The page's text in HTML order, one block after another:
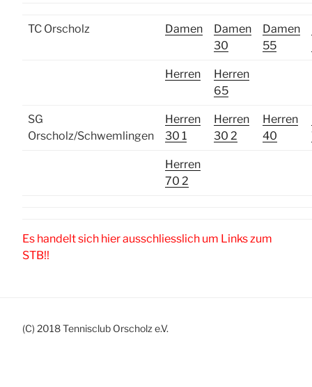
TC Orscholz Damen
Damen
30
Damen
55
Herren
Herren
65
SG
Orscholz/Schwemlingen
Herren
30 1
Herren
30 2
Herren
40
Herren
70 2
Es handelt sich hier ausschliesslich um Links zum
STB!!
(C) 2018 Tennisclub Orscholz e.V.